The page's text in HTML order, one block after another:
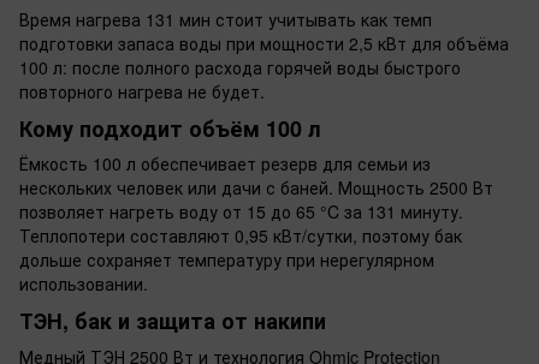
Время нагрева 131 мин стоит учитывать как темп
подготовки запаса воды при мощности 2,5 кВт для объёма
100 л: после полного расхода горячей воды быстрого
повторного нагрева не будет.
Кому подходит объём 100 л
Ёмкость 100 л обеспечивает резерв для семьи из
нескольких человек или дачи с баней. Мощность 2500 Вт
позволяет нагреть воду от 15 до 65 °C за 131 минуту.
Теплопотери составляют 0,95 кВт/сутки, поэтому бак
дольше сохраняет температуру при нерегулярном
использовании.
ТЭН, бак и защита от накипи
Медный ТЭН 2500 Вт и технология Ohmic Protection